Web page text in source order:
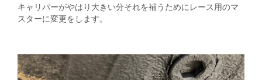
キャリパーがやはり大きい分それを補うためにレース用のマ
スターに変更をします。